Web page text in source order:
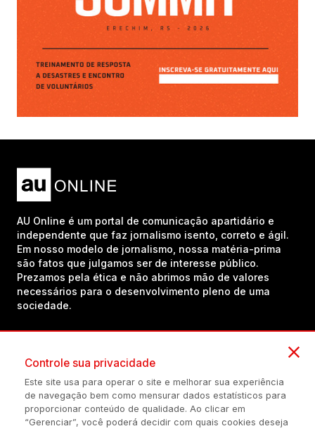
AU Online é um portal de comunicação apartidário e
independente que faz jornalismo isento, correto e ágil.
Em nosso modelo de jornalismo, nossa matéria-prima
são fatos que julgamos ser de interesse público.
Prezamos pela ética e não abrimos mão de valores
necessários para o desenvolvimento pleno de uma
sociedade.
(54) 98434-8385
Controle sua privacidade
Este site usa para operar o site e melhorar sua experiência
de navegação bem como mensurar dados estatísticos para
proporcionar conteúdo de qualidade. Ao clicar em
“Gerenciar”, você poderá decidir com quais cookies deseja